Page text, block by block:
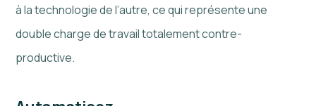
à la technologie de l’autre, ce qui représente une
double charge de travail totalement contre-
productive.